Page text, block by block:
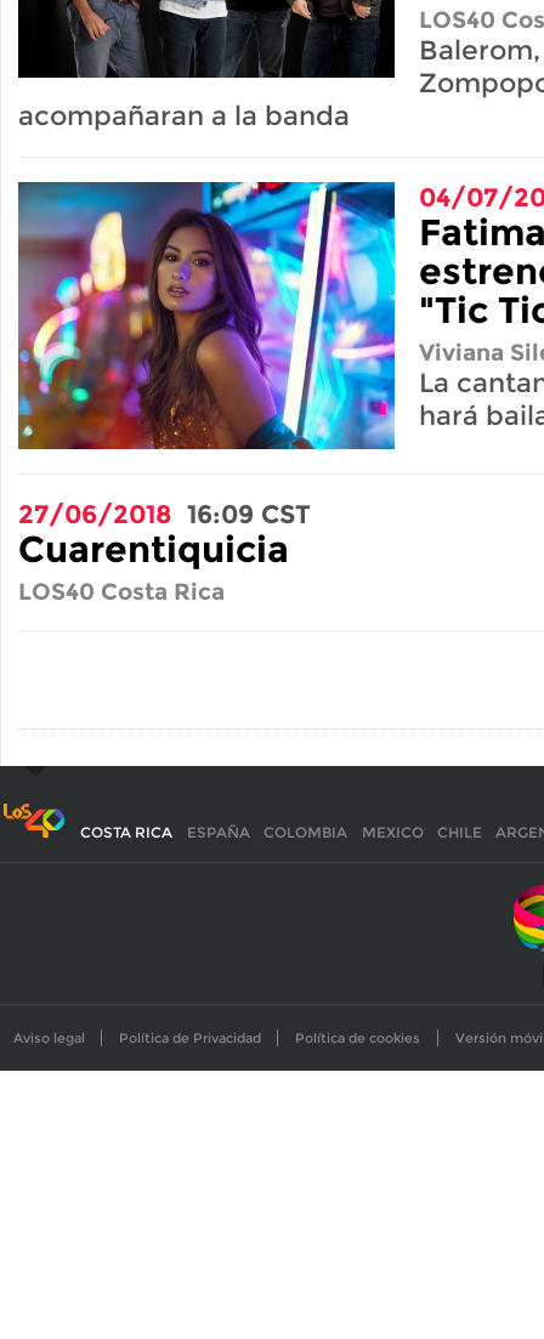
LOS40
acompañaran a la banda
04/07/
"Tic
Viviana
La
hará
27/06/2018 16:09 CST
Cuarentiquicia
LOS40 Costa Rica
COSTA RICA ESPAÑA COLOMBIA MEXICO CHILE
Aviso legal Política de Privacidad Política de cookies Versión